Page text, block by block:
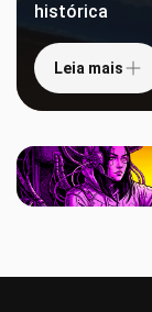
histórica
Leia mais